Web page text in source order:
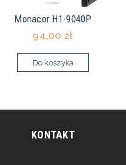
Monacor H1-9040P
94,00 zł
Do koszyka
KONTAKT